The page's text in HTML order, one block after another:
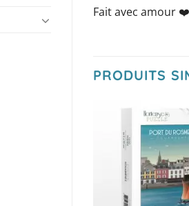
Fait avec amour
PRODUITS